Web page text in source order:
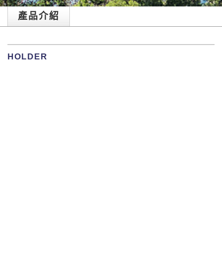
產品介紹
HOLDER